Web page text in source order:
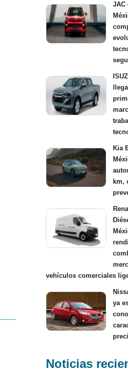
JAC
Kia
km,
vehículos comerciales
ya
Noticias